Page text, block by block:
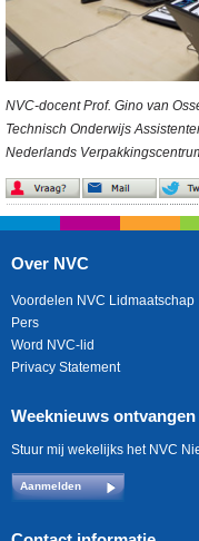
NVC-docent Prof. Gino van
Technisch Onderwijs
Nederlands
Over NVC
Voordelen NVC Lidmaatschap
Pers
Word NVC-lid
Privacy Statement
Weeknieuws ontvangen
Stuur mij wekelijks het NVC
Aanmelden